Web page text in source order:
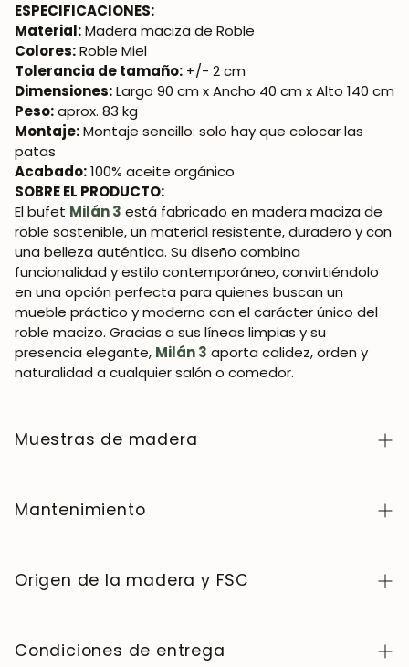
ESPECIFICACIONES:
Material:Madera maciza de Roble
Colores:Roble Miel
Tolerancia de tamaño: +/- 2 cm
Dimensiones:Largo 90 cm x Ancho 40 cm x Alto 140 cm
Peso:aprox. 83 kg
Montaje:Montaje sencillo: solo hay que colocar las
patas
Acabado:100% aceite orgánico
SOBRE EL PRODUCTO:
El bufet Milán 3 está fabricado en madera maciza de
roble sostenible, un material resistente, duradero y con
una belleza auténtica. Su diseño combina
funcionalidad y estilo contemporáneo, convirtiéndolo
en una opción perfecta para quienes buscan un
mueble práctico y moderno con el carácter único del
roble macizo. Gracias a sus líneas limpias y su
presencia elegante, Milán 3 aporta calidez, orden y
naturalidad a cualquier salón o comedor.
Muestras de madera
colección NordicStory, haga clic
Mantenimiento
apreciado por su carácter auténtico y su belleza que
evoluciona con el tiempo. Para conservarla en perfecto
productos abrasivos o químicos agresivos. Limpie
Origen de la madera y FSC
estándares de calidad y control en cada etapa del
Condiciones de entrega